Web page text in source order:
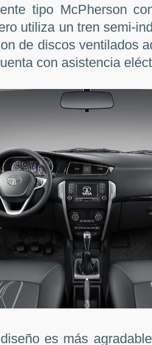
tipo McPherson
utiliza un tren semi-
de discos ventilados
con asistencia
es más